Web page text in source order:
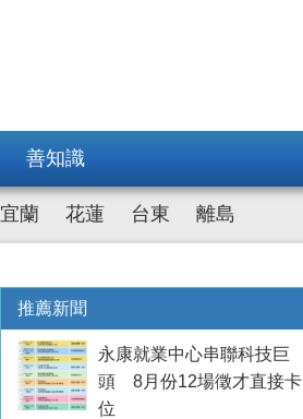
善知識
宜蘭 花蓮 台東 離島
推薦新聞
永康就業中心串聯科技巨
頭 8月份12場徵才直接卡
位